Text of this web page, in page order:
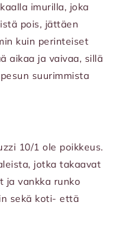
imurilla, joka
pois, jättäen
kuin perinteiset
aikaa ja vaivaa, sillä
suurimmista
10/1 ole poikkeus.
jotka takaavat
ja vankka runko
sekä koti- että